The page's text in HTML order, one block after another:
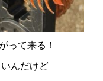
って来る！
んだけど